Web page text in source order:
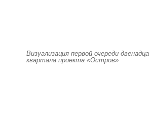
Визуализация первой очереди
квартала проекта «Остров»